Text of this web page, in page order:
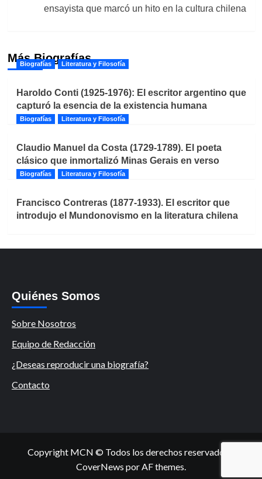
ensayista que marcó un hito en la cultura chilena
Más Biografías
Biografías Literatura y Filosofía
Haroldo Conti (1925-1976): El escritor argentino que
capturó la esencia de la existencia humana
Biografías Literatura y Filosofía
Claudio Manuel da Costa (1729-1789). El poeta
clásico que inmortalizó Minas Gerais en verso
Biografías Literatura y Filosofía
Francisco Contreras (1877-1933). El escritor que
introdujo el Mundonovismo en la literatura chilena
Quiénes Somos
Sobre Nosotros
Equipo de Redacción
¿Deseas reproducir una biografía?
Contacto
Copyright MCN © Todos los derechos reservados.
CoverNews por AF themes.